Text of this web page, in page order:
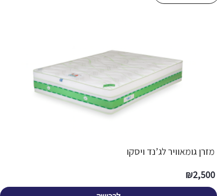
מזרן גומאוויר לג’נד ויסקו
2,500
₪